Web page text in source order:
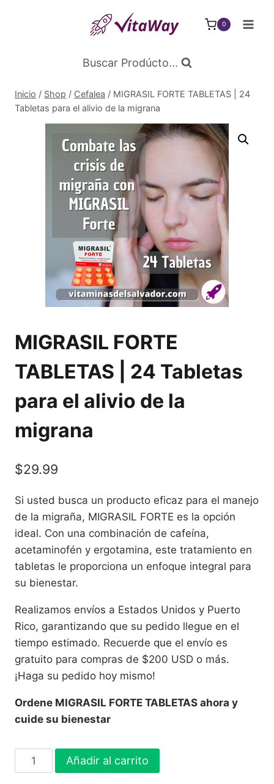
0
Buscar Prodúcto...
Inicio / Shop / Cefalea / MIGRASIL FORTE TABLETAS | 24
Tabletas para el alivio de la migrana
MIGRASIL FORTE
TABLETAS | 24 Tabletas
para el alivio de la
migrana
$29.99
Si usted busca un producto eficaz para el manejo
de la migraña, MIGRASIL FORTE es la opción
ideal. Con una combinación de cafeína,
acetaminofén y ergotamina, este tratamiento en
tabletas le proporciona un enfoque integral para
su bienestar.
Realizamos envíos a Estados Unidos y Puerto
Rico, garantizando que su pedido llegue en el
tiempo estimado. Recuerde que el envío es
gratuito para compras de $200 USD o más.
¡Haga su pedido hoy mismo!
Ordene MIGRASIL FORTE TABLETAS ahora y
cuide su bienestar
MIGRASIL
FORTE
Añadir al carrito